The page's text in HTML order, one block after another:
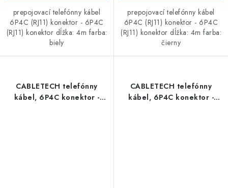
prepojovací telefónny kábel
6P4C (RJ11) konektor - 6P4C
(RJ11) konektor dĺžka: 4m farba:
biely
prepojovací telefónny kábel
6P4C (RJ11) konektor - 6P4C
(RJ11) konektor dĺžka: 4m farba:
čierny
CABLETECH telefónny
kábel, 6P4C konektor -
CABLETECH telefónny
kábel, 6P4C konektor -